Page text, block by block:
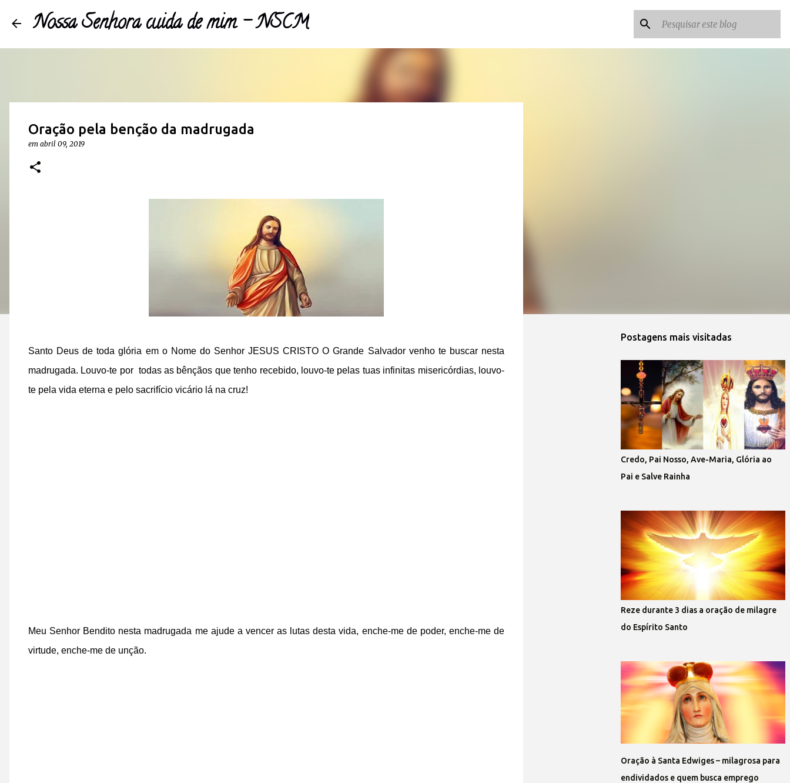
Nossa Senhora cuida de mim - NSCM
Oração pela benção da madrugada
em abril 09, 2019
Santo Deus de toda glória em o Nome do Senhor JESUS CRISTO O Grande Salvador venho te buscar nesta
madrugada. Louvo-te por todas as bênçãos que tenho recebido, louvo-te pelas tuas infinitas misericórdias, louvo-
te pela vida eterna e pelo sacrifício vicário lá na cruz!
Meu Senhor Bendito nesta madrugada me ajude a vencer as lutas desta vida, enche-me de poder, enche-me de
virtude, enche-me de unção.
Postagens mais visitadas
Credo, Pai Nosso, Ave-Maria, Glória ao
Pai e Salve Rainha
Reze durante 3 dias a oração de milagre
do Espírito Santo
Oração à Santa Edwiges – milagrosa para
endividados e quem busca emprego